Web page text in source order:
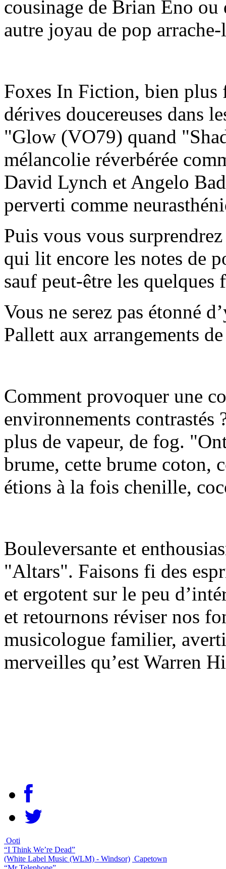
cousinage de Brian Eno
autre joyau de pop arrache-
Foxes In Fiction, bien plus
dérives doucereuses dans
"Glow (VO79) quand
mélancolie réverbérée
David Lynch et Angelo
perverti comme
Puis vous vous
qui lit encore les notes de
sauf peut-être les quelques
Vous ne serez pas étonné
Pallett aux arrangements
Comment provoquer une
environnements contrastés
plus de vapeur, de fog.
brume, cette brume coton,
étions à la fois chenille,
Bouleversante et
"Altars". Faisons fi des
et ergotent sur le peu
et retournons réviser nos
musicologue familier,
merveilles qu’est Warren
Ooti
“I Think We’re Dead”
(White Label Music (WLM) - Windsor) Capetown